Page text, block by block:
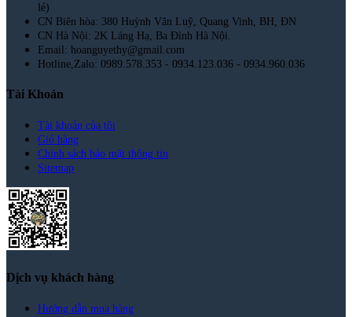
lẻ)
CN Biên hòa: 380 Huỳnh Văn Luỹ, Quang Vinh, BH, ĐN
CN Hà Nội: 2K Láng Hạ, Ba Đình Hà Nội.
Email: hoanguyethy@gmail.com
Hotline,Zalo: 0989.578.353 - 0934.123.036 - 0934.960.036
Tài Khoản
Tài khoản của tôi
Giỏ hàng
Chính sách bảo mật thông tin
Sitemap
Dịch vụ khách hàng
Hướng dẫn mua hàng